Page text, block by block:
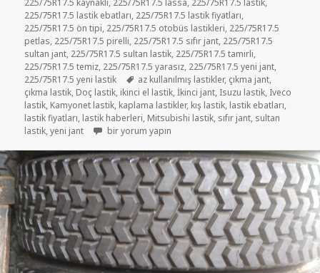
225/75R17.5 lastik ebatları, 225/75R17.5 lastik fiyatları,
225/75R17.5 ön tipi, 225/75R17.5 otobüs lastikleri, 225/75R17.5
petlas, 225/75R17.5 pirelli, 225/75R17.5 sıfır jant, 225/75R17.5
sultan jant, 225/75R17.5 sultan lastik, 225/75R17.5 tamirli,
225/75R17.5 temiz, 225/75R17.5 yarasız, 225/75R17.5 yeni jant,
225/75R17.5 yeni lastik
Etiketler
az kullanılmış lastikler, çıkma jant,
çıkma lastik, Doç lastik, ikinci el lastik,İkinci jant, Isuzu lastik, Iveco
lastik, Kamyonet lastik, kaplama lastikler, kış lastik, lastik ebatları,
lastik fiyatları, lastik haberleri, Mitsubishi lastik, sıfır jant, sultan
lastik,yeni jant 215/75R17.5 VE 225/75R17.5 DİŞLİ LASTİKLER için
bir yorum yapın